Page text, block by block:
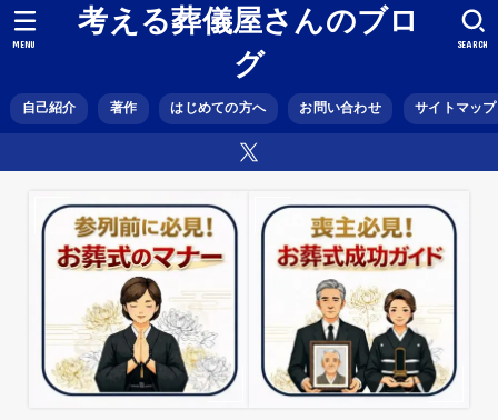
考える葬儀屋さんのブロ
グ
自己紹介 著作 はじめての方へ お問い合わせ サイトマップ
SEARCH
MENU